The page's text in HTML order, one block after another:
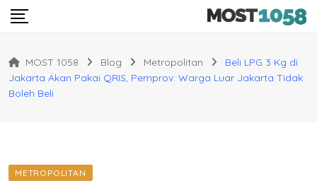
Skip
MOST 1058 Blog Metropolitan
Beli LPG 3 Kg di
Jakarta Akan Pakai QRIS, Pemprov: Warga Luar Jakarta Tidak
Boleh Beli
METROPOLITAN